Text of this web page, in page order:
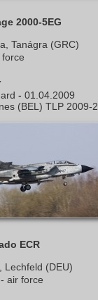
2000-5EG
Tanágra (GRC)
- 01.04.2009
(BEL) TLP 2009-2
ECR
Lechfeld (DEU)
air force